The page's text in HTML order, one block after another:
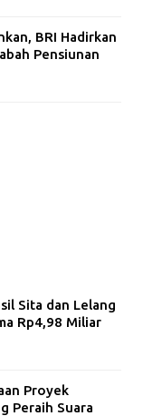
BRI Hadirkan
Pensiunan
Sita dan Lelang
Rp4,98 Miliar
Proyek
Peraih Suara